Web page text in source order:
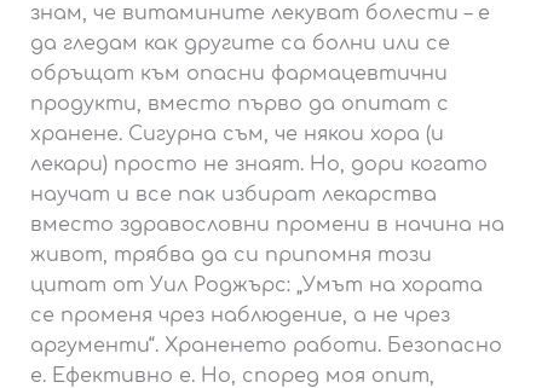
знам, че витамините лекуват болести – е
да гледам как другите са болни или се
обръщат към опасни фармацевтични
продукти, вместо първо да опитат с
хранене. Сигурна съм, че някои хора (и
лекари) просто не знаят. Но, дори когато
научат и все пак избират лекарства
вместо здравословни промени в начина на
живот, трябва да си припомня този
цитат от Уил Роджърс: „Умът на хората
се променя чрез наблюдение, а не чрез
аргументи“. Храненето работи. Безопасно
е. Ефективно е. Но, според моя опит,